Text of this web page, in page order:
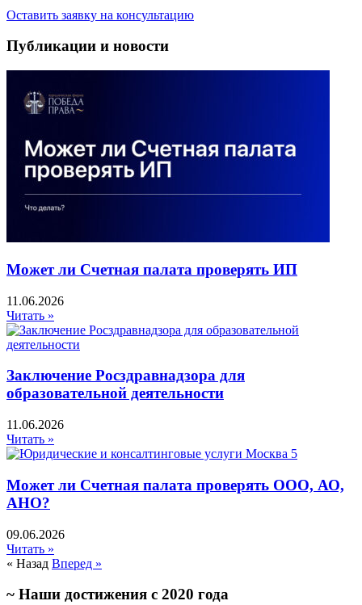
Оставить заявку на консультацию
Публикации и новости
Может ли Счетная палата проверять ИП
11.06.2026
Читать »
Заключение Росздравнадзора для
образовательной деятельности
11.06.2026
Читать »
Может ли Счетная палата проверять ООО, АО,
АНО?
09.06.2026
Читать »
« Назад Вперед »
~ Наши достижения с 2020 года